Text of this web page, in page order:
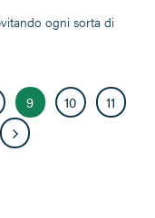
ogni sorta di
9 10
11